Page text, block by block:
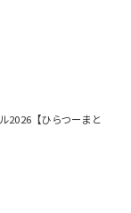
2026【ひらつーまと